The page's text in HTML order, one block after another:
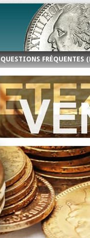
QUESTIONS FRÉQUENTES